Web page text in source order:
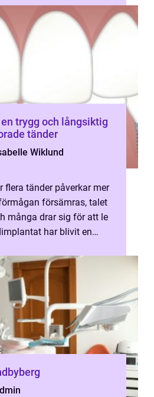
tänder
Wiklund
flera tänder påverkar mer
försämras, talet
många drar sig för att le
har blivit en